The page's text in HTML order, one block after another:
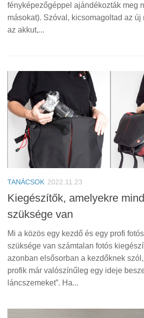
fényképezőgéppel ajándékozták meg
másokat). Szóval, kicsomagoltad az új
az akkut,...
TANÁCSOK 2022.11.23
Kiegészítők, amelyekre
szüksége van
Mi a közös egy kezdő és egy profi
szüksége van számtalan fotós
azonban elsősorban a kezdőknek
profik már valószínűleg egy ideje
láncszemeket”. Ha...